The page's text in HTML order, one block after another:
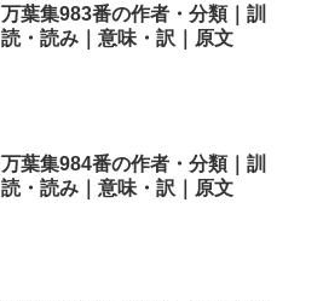
万葉集983番の作者・分類｜訓
読・読み｜意味・訳｜原文
万葉集984番の作者・分類｜訓
読・読み｜意味・訳｜原文